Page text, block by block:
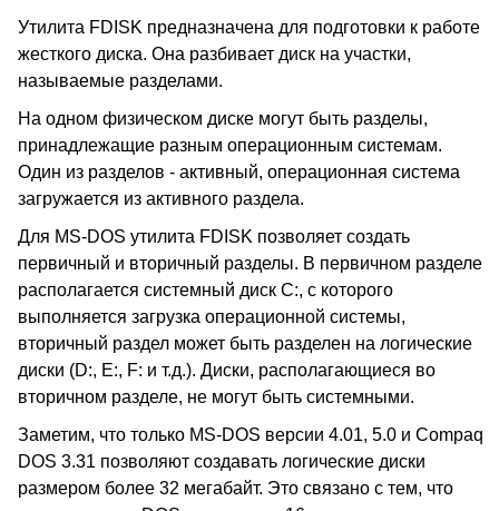
Утилита FDISK предназначена для подготовки к работе
жесткого диска. Она разбивает диск на участки,
называемые разделами.
На одном физическом диске могут быть разделы,
принадлежащие разным операционным системам.
Один из разделов - активный, операционная система
загружается из активного раздела.
Для MS-DOS утилита FDISK позволяет создать
первичный и вторичный разделы. В первичном разделе
располагается системный диск C:, с которого
выполняется загрузка операционной системы,
вторичный раздел может быть разделен на логические
диски (D:, E:, F: и т.д.). Диски, располагающиеся во
вторичном разделе, не могут быть системными.
Заметим, что только MS-DOS версии 4.01, 5.0 и Compaq
DOS 3.31 позволяют создавать логические диски
размером более 32 мегабайт. Это связано с тем, что